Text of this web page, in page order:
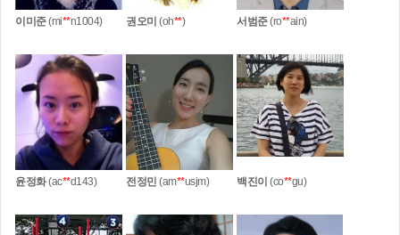
이미준(mi**n1004) 권오미 (oh**) 서범준(ro**ain)
윤정화(ac**d143) 전정민 (am**usjm) 백진이 (co**gu)